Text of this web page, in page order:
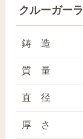
クルーガー
鋳 造
質 量
直 径
厚 さ